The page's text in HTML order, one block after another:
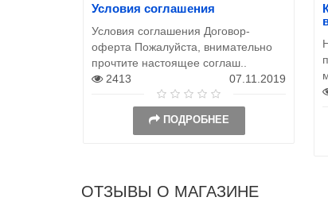
Условия соглашения
Условия соглашения Договор-
оферта Пожалуйста, внимательно
прочтите настоящее соглаш..
2413
07.11.2019
ПОДРОБНЕЕ
ОТЗЫВЫ О МАГАЗИНЕ